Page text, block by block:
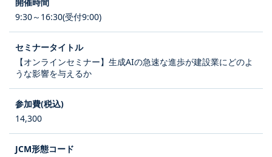
9:30～16:30(受付9:00)
【オンラインセミナー】生成AIの急速な進歩が建設業にどのよ
うな影響を与えるか
14,300